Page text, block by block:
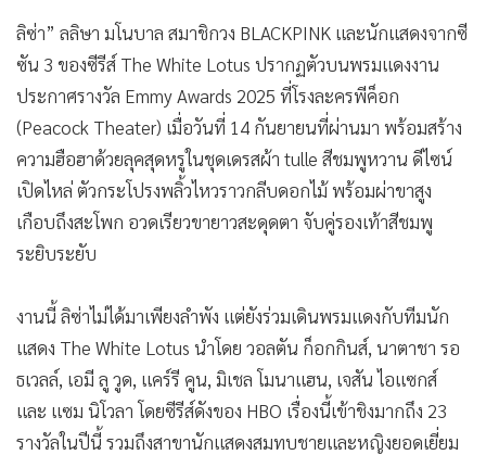
• Special Scoop
• เศรษฐกิจ-ธุรกิจ
• จีน
• ชุมชน-คุณภาพชีวิต
• อาชญากรรม
• Motoring
• เกม
• วิทยาศาสตร์
• หุ้น
• อินโดจีน
• กองทุนรวม
• Celeb Online
ลิซ่า” ลลิษา มโนบาล สมาชิกวง BLACKPINK และนักแสดงจากซี
ซัน 3 ของซีรีส์ The White Lotus ปรากฏตัวบนพรมแดงงาน
ประกาศรางวัล Emmy Awards 2025 ที่โรงละครพีค็อก
(Peacock Theater) เมื่อวันที่ 14 กันยายนที่ผ่านมา พร้อมสร้าง
ความฮือฮาด้วยลุคสุดหรูในชุดเดรสผ้า tulle สีชมพูหวาน ดีไซน์
เปิดไหล่ ตัวกระโปรงพลิ้วไหวราวกลีบดอกไม้ พร้อมผ่าขาสูง
เกือบถึงสะโพก อวดเรียวขายาวสะดุดตา จับคู่รองเท้าสีชมพู
ระยิบระยับ
งานนี้ ลิซ่าไม่ได้มาเพียงลำพัง แต่ยังร่วมเดินพรมแดงกับทีมนัก
แสดง The White Lotus นำโดย วอลตัน ก็อกกินส์, นาตาชา รอ
ธเวลล์, เอมี ลู วูด, แคร์รี คูน, มิเชล โมนาแฮน, เจสัน ไอแซกส์
และ แซม นิโวลา โดยซีรีส์ดังของ HBO เรื่องนี้เข้าชิงมากถึง 23
รางวัลในปีนี้ รวมถึงสาขานักแสดงสมทบชายและหญิงยอดเยี่ยม